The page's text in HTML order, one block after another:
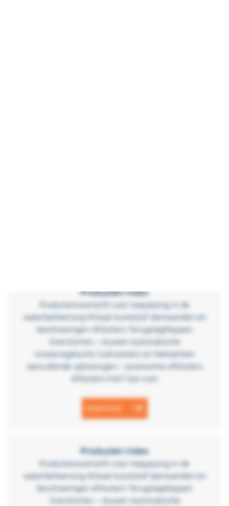
Producten index
Productenoverzicht voor toepassing in de
waterbeheersing ROwat kunststof damwanden en
beschoeiingen Afsluiters Terugslagkleppen
Overstorten – stuwen Automatische
niveauregelunits Vuilroosters en hekwerken
Aanvullende oplossingen – accessoires Afsluiters
Afsluiters KWT kan voor
Read more
Producten index
Productenoverzicht voor toepassing in de
waterbeheersing ROwat kunststof damwanden en
beschoeiingen Afsluiters Terugslagkleppen
Overstorten – stuwen Automatische